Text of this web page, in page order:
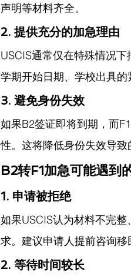
声明等材料齐全。
2. 提供充分的加急理由
USCIS通常仅在特殊情况
学期开始日期、学校出具的
3. 避免身份失效
如果B2签证即将到期，而
性。这将降低身份失效导致
B2转F1加急可能遇到
1. 申请被拒绝
如果USCIS认为材料不完
求。建议申请人提前咨询移
2. 等待时间较长